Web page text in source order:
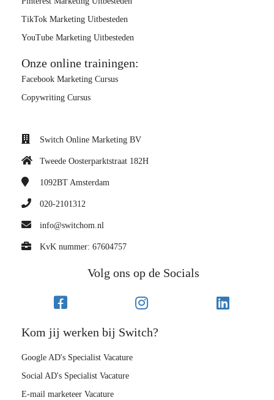
TikTok Marketing Uitbesteden
YouTube Marketing Uitbesteden
Onze online trainingen:
Facebook Marketing Cursus
Copywriting Cursus
Switch Online Marketing BV
Tweede Oosterparktstraat 182H
1092BT Amsterdam
020-2101312
info@switchom.nl
KvK nummer: 67604757
Volg ons op de Socials
Kom jij werken bij Switch?
Google AD's Specialist Vacature
Social AD's Specialist Vacature
E-mail marketeer Vacature